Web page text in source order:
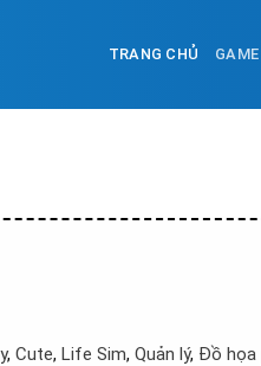
TRANG CHỦ
, Cute, Life Sim, Quản lý, Đồ họa